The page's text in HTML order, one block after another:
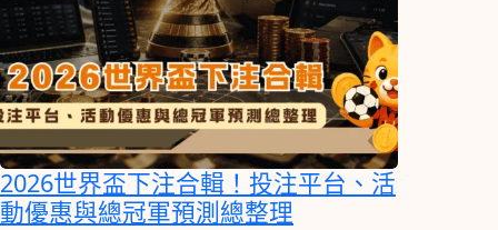
2026世界盃下注合輯！投注平台、活
動優惠與總冠軍預測總整理